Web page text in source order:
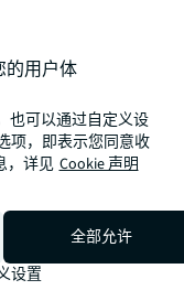
江
店比例超七
、更方便用
品、快餐小
占比较高，
城、弘阳
的用户体
也可以通过自定义设
项，即表示您同意收
，详见 Cookie 声明
全部允许
设置